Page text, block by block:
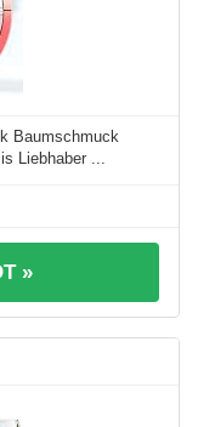
Baumschmuck
Liebhaber ...
»